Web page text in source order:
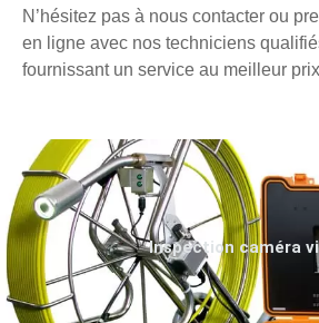
N’hésitez pas à nous contacter ou
en ligne avec nos techniciens
fournissant un service au meilleur
Inspection caméra